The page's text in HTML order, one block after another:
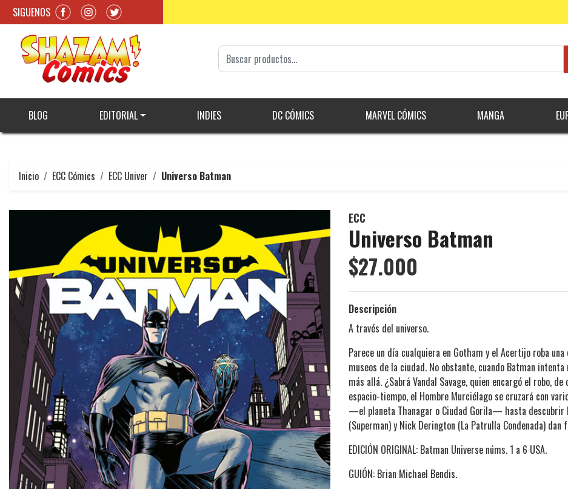
SIGUENOS
BLOG EDITORIAL INDIES DC CÓMICS MARVEL CÓMICS MANGA
Inicio ECC Cómics ECC Univer Universo Batman
ECC
Universo Batman
$27.000
Descripción
A través del universo.
Parece un día cualquiera en Gotham y el Acertijo roba
museos de la ciudad. No obstante, cuando Batman
más allá. ¿Sabrá Vandal Savage, quien encargó el robo,
espacio-tiempo, el Hombre Murciélago se cruzará con
—el planeta Thanagar o Ciudad Gorila— hasta descubrir
(Superman) y Nick Derington (La Patrulla Condenada)
EDICIÓN ORIGINAL: Batman Universe núms. 1 a 6 USA.
GUIÓN: Brian Michael Bendis.